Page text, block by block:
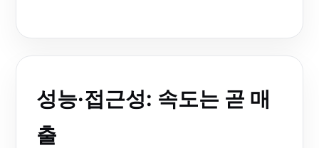
성능·접근성: 속도는 곧 매
출